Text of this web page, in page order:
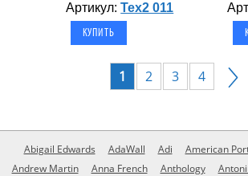
Артикул:Tex2 011
1 2 3 4
Abigail Edwards AdaWall Adi American
Andrew Martin
Anna French Anthology